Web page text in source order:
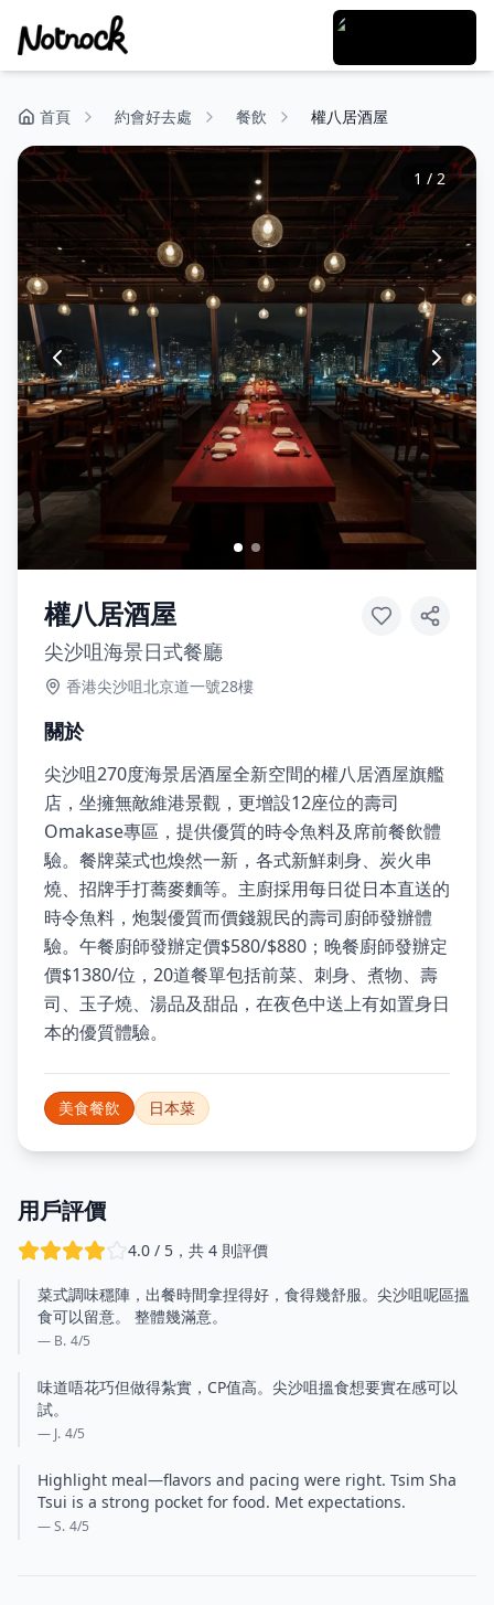
首頁 約會好去處 餐飲 權八居酒屋
1 / 2
權八居酒屋
尖沙咀海景日式餐廳
香港尖沙咀北京道一號28樓
關於
尖沙咀270度海景居酒屋全新空間的權八居酒屋旗艦
店，坐擁無敵維港景觀，更增設12座位的壽司
Omakase專區，提供優質的時令魚料及席前餐飲體
驗。餐牌菜式也煥然一新，各式新鮮刺身、炭火串
燒、招牌手打蕎麥麵等。主廚採用每日從日本直送的
時令魚料，炮製優質而價錢親民的壽司廚師發辦體
驗。午餐廚師發辦定價$580/$880；晚餐廚師發辦定
價$1380/位，20道餐單包括前菜、刺身、煮物、壽
司、玉子燒、湯品及甜品，在夜色中送上有如置身日
本的優質體驗。
美食餐飲 日本菜
用戶評價
4.0 / 5，共 4 則評價
菜式調味穩陣，出餐時間拿捏得好，食得幾舒服。尖沙咀呢區搵
食可以留意。 整體幾滿意。
— B. 4/5
味道唔花巧但做得紮實，CP值高。尖沙咀搵食想要實在感可以
試。
— J. 4/5
Highlight meal—flavors and pacing were right. Tsim Sha
Tsui is a strong pocket for food. Met expectations.
— S. 4/5